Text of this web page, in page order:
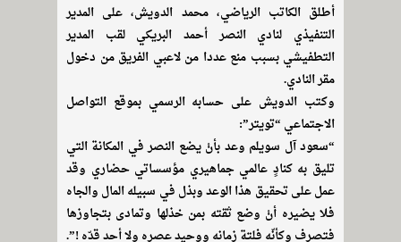
أطلق الكاتب الرياضي، محمد الدويش، على المدير
التنفيذي لنادي النصر أحمد البريكي لقب المدير
التطفيشي بسبب منع عددا من لاعبي الفريق من دخول
مقر النادي.
وكتب الدويش على حسابه الرسمي بموقع التواصل
الاجتماعي “تويتر”:
“سعود آل سويلم وعد بأنْ يضع النصر في المكانة التي
تليق به كنادٍ عالمي جماهيري مؤسساتي حضاري وقد
عمل على تحقيق هذا الوعد وبذل في سبيله المال والجاه
فلا يضيره أنْ وضع ثقته بمن خذلها وتمادى بتجاوزها
فتصرف وكأنّه فلتة زمانه ووحيد عصره ولا أحد قدّه !”.